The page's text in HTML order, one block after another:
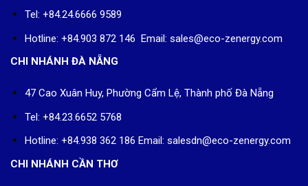
Tel: +84.24.6666 9589
Hotline: +84.903 872 146 Email: sales@eco-zenergy.com
CHI NHÁNH ĐÀ NẴNG
47 Cao Xuân Huy, Phường Cẩm Lệ, Thành phố Đà Nẵng
Tel: +84.23.6652 5768
Hotline: +84.938 362 186 Email: salesdn@eco-zenergy.com
CHI NHÁNH CẦN THƠ